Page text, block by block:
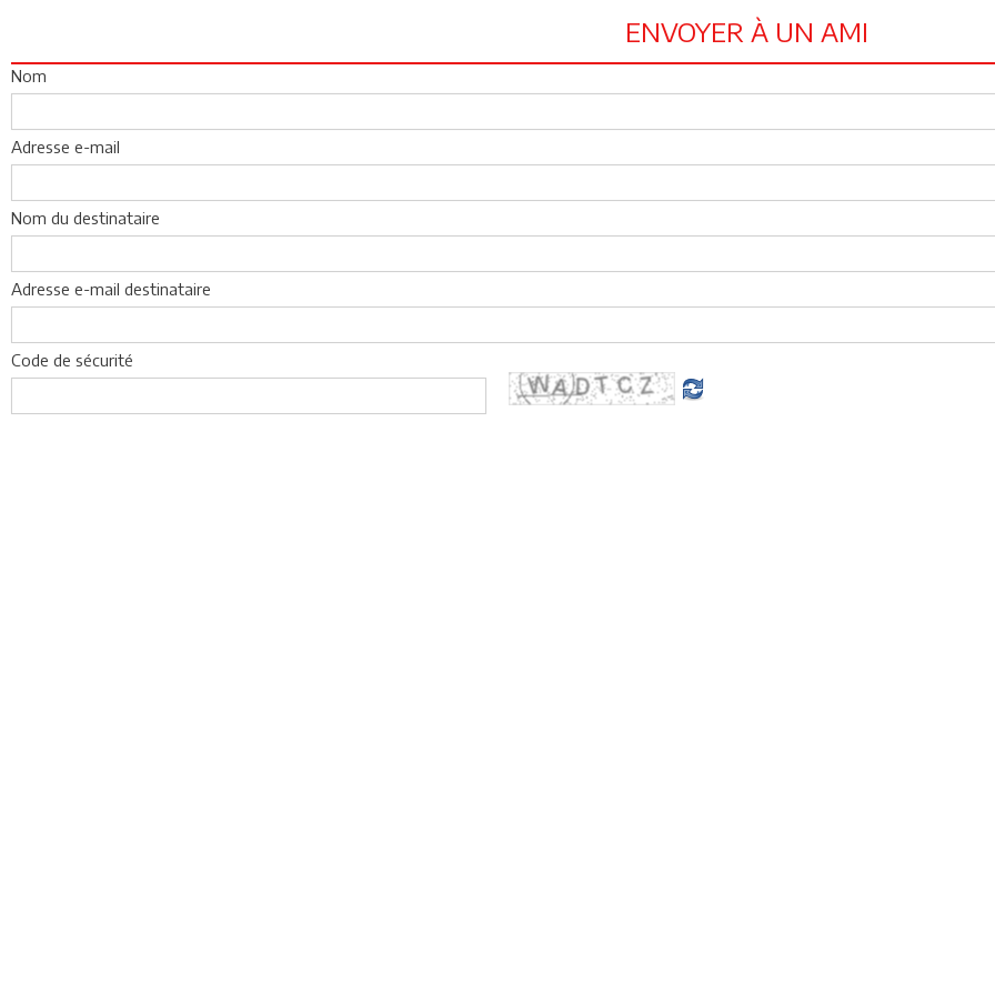
ENVOYER À UN AMI
Nom
Adresse e-mail
Nom du destinataire
Adresse e-mail destinataire
Code de sécurité